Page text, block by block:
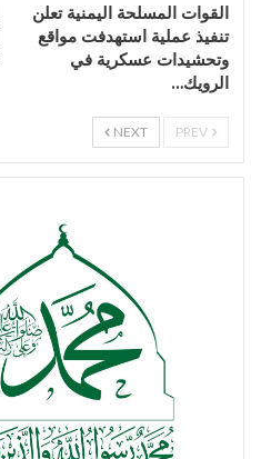
القوات المسلحة اليمنية تعلن
تنفيذ عملية استهدفت مواقع
وتحشيدات عسكرية في
الرويك…
NEXT